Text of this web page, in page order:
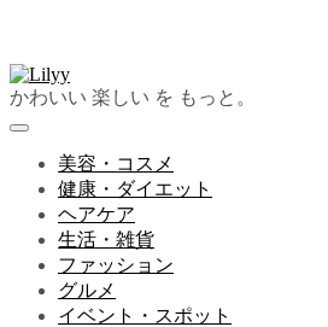
かわいい 楽しい を もっと。
美容・コスメ
健康・ダイエット
ヘアケア
生活・雑貨
ファッション
グルメ
イベント・スポット